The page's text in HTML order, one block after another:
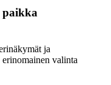
paikka
ja
valinta